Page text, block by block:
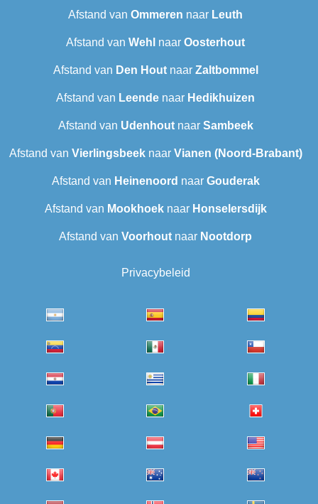
Afstand van Ommeren naar Leuth
Afstand van Wehl naar Oosterhout
Afstand van Den Houtnaar Zaltbommel
Afstand van Leende naar Hedikhuizen
Afstand van Udenhoutnaar Sambeek
Afstand van Vierlingsbeeknaar Vianen (Noord-Brabant)
Afstand van Heinenoord naar Gouderak
Afstand van Mookhoeknaar Honselersdijk
Afstand van Voorhout naar Nootdorp
Privacybeleid